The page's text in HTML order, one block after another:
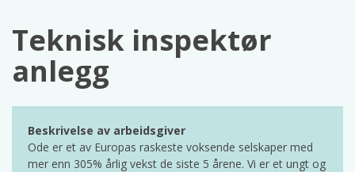
Teknisk inspektør
anlegg
Beskrivelse av arbeidsgiver
Ode er et av Europas raskeste voksende selskaper med
mer enn 305% årlig vekst de siste 5 årene. Vi er et ungt og